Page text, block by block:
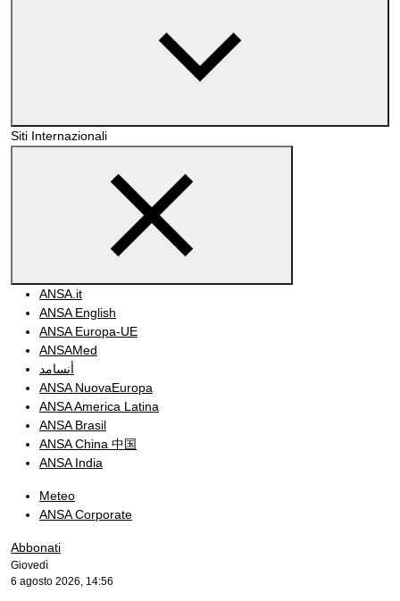
Siti Internazionali
ANSA.it
ANSA English
ANSA Europa-UE
ANSAMed
أنسامد
ANSA NuovaEuropa
ANSA America Latina
ANSA Brasil
ANSA China 中国
ANSA India
Meteo
ANSA Corporate
Abbonati
Giovedì
6 agosto 2026, 14:56